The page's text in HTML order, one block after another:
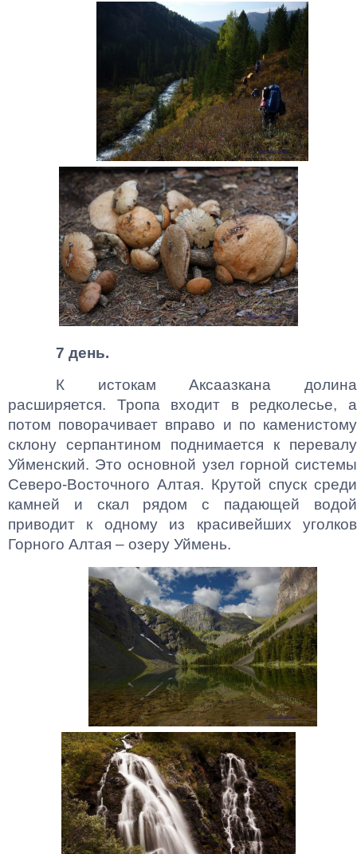
7 день.
К истокам Аксаазкана долина
расширяется. Тропа входит в редколесье, а
потом поворачивает вправо и по каменистому
склону серпантином поднимается к перевалу
Уйменский. Это основной узел горной системы
Северо-Восточного Алтая. Крутой спуск среди
камней и скал рядом с падающей водой
приводит к одному из красивейших уголков
Горного Алтая – озеру Уймень.